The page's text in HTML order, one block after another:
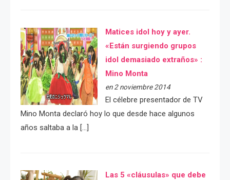
Matices idol hoy y ayer.
«Están surgiendo grupos
idol demasiado extraños» :
Mino Monta
en 2 noviembre 2014
El célebre presentador de TV
Mino Monta declaró hoy lo que desde hace algunos
años saltaba a la […]
Las 5 «cláusulas» que debe